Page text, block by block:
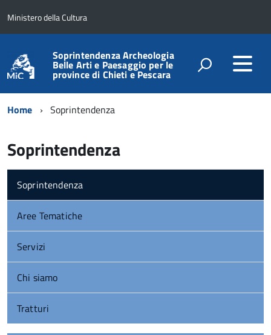
Ministero della Cultura
Soprintendenza Archeologia
Belle Arti e Paesaggio per le
province di Chieti e Pescara
Home Soprintendenza
Soprintendenza
Soprintendenza
Aree Tematiche
Servizi
Chi siamo
Tratturi